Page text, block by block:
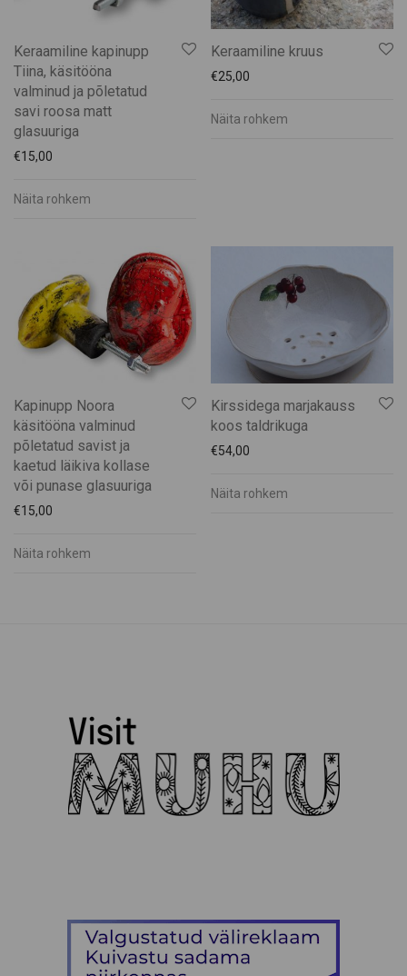
Keraamiline kapinupp
Tiina, käsitööna
valminud ja põletatud
savi roosa matt
glasuuriga
€15,00
Näita rohkem
Keraamiline kruus
€25,00
Näita rohkem
Kapinupp Noora
käsitööna valminud
põletatud savist ja
kaetud läikiva kollase
või punase glasuuriga
€15,00
Näita rohkem
Kirssidega marjakauss
koos taldrikuga
€54,00
Näita rohkem